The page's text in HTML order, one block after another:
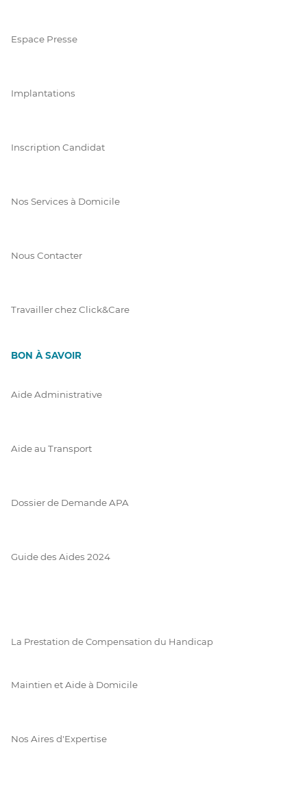
Espace Presse
Implantations
Inscription Candidat
Nos Services à Domicile
Nous Contacter
Travailler chez Click&Care
BON À SAVOIR
Aide Administrative
Aide au Transport
Dossier de Demande APA
Guide des Aides 2024
La Prestation de Compensation du Handicap
Maintien et Aide à Domicile
Nos Aires d'Expertise